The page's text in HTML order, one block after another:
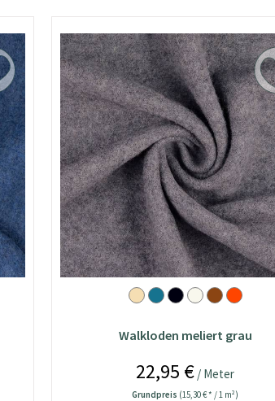
Walkloden meliert grau
22,95 € / Meter
Grundpreis (15,30 € * / 1 m²)